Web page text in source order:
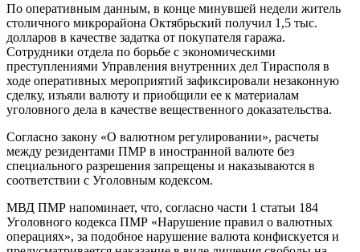
По оперативным данным, в конце минувшей недели житель
столичного микрорайона Октябрьский получил 1,5 тыс.
долларов в качестве задатка от покупателя гаража.
Сотрудники отдела по борьбе с экономическими
преступлениями Управления внутренних дел Тирасполя в
ходе оперативных мероприятий зафиксировали незаконную
сделку, изъяли валюту и приобщили ее к материалам
уголовного дела в качестве вещественного доказательства.
Согласно закону «О валютном регулировании», расчеты
между резидентами ПМР в иностранной валюте без
специального разрешения запрещены и наказываются в
соответствии с Уголовным кодексом.
МВД ПМР напоминает, что, согласно части 1 статьи 184
Уголовного кодекса ПМР «Нарушение правил о валютных
операциях», за подобное нарушение валюта конфискуется и